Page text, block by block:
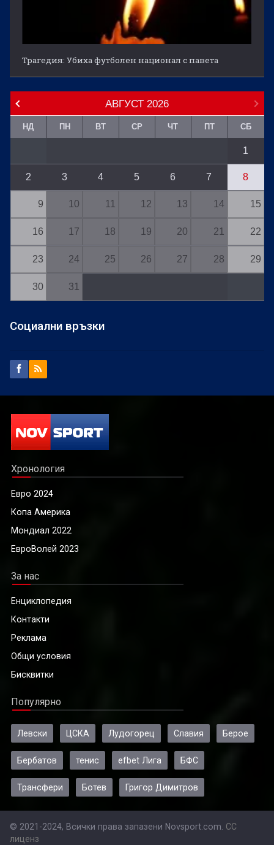
Трагедия: Убиха футболен национал с павета
АВГУСТ 2026
НД ПН ВТ СР ЧТ ПТ СБ
1
2 3 4 5 6 7 8
9 10 11 12 13 14 15
16 17 18 19 20 21 22
23 24 25 26 27 28 29
30 31
Социални връзки
Хронология
Евро 2024
Копа Америка
Мондиал 2022
ЕвроВолей 2023
За нас
Енциклопедия
Контакти
Реклама
Общи условия
Бисквитки
Популярно
Левски ЦСКА Лудогорец Славия Берое
Бербатов тенис efbet Лига БФС
Трансфери Ботев Григор Димитров
© 2021-2024, Всички права запазени Novsport.com. CC
лиценз